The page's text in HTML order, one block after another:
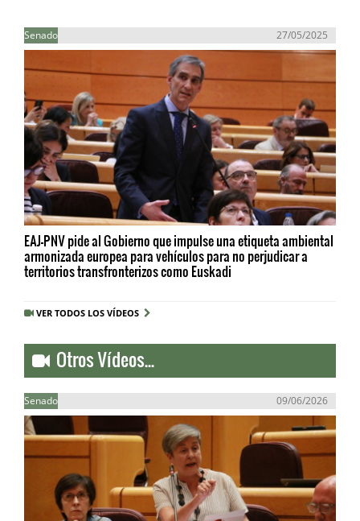
Senado 27/05/2025
EAJ-PNV pide al Gobierno que impulse una etiqueta ambiental
armonizada europea para vehículos para no perjudicar a
territorios transfronterizos como Euskadi
VER TODOS LOS VÍDEOS
Otros Vídeos...
Senado 09/06/2026